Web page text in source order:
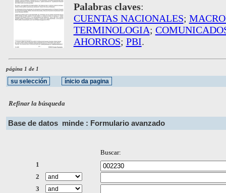
Palabras claves:
CUENTAS NACIONALES;
TERMINOLOGIA;
AHORROS; PBI.
página 1 de 1
Refinar la búsqueda
Base de datos minde : Formulario avanzado
Buscar:
1
2
3